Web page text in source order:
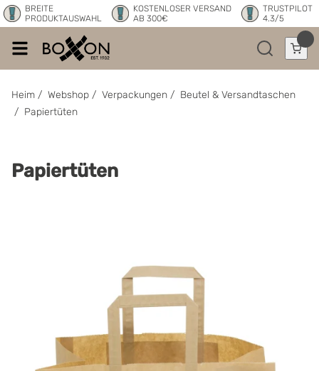
BREITE
PRODUKTAUSWAHL
KOSTENLOSER VERSAND
AB 300€
TRUSTPILOT
4.3/5
Heim / Webshop / Verpackungen / Beutel & Versandtaschen
/ Papiertüten
Papiertüten